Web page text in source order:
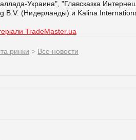
Украина", "Главсказка
B.V. (Нидерланды) и Kalina
TradeMaster.ua
ринки > Все новости